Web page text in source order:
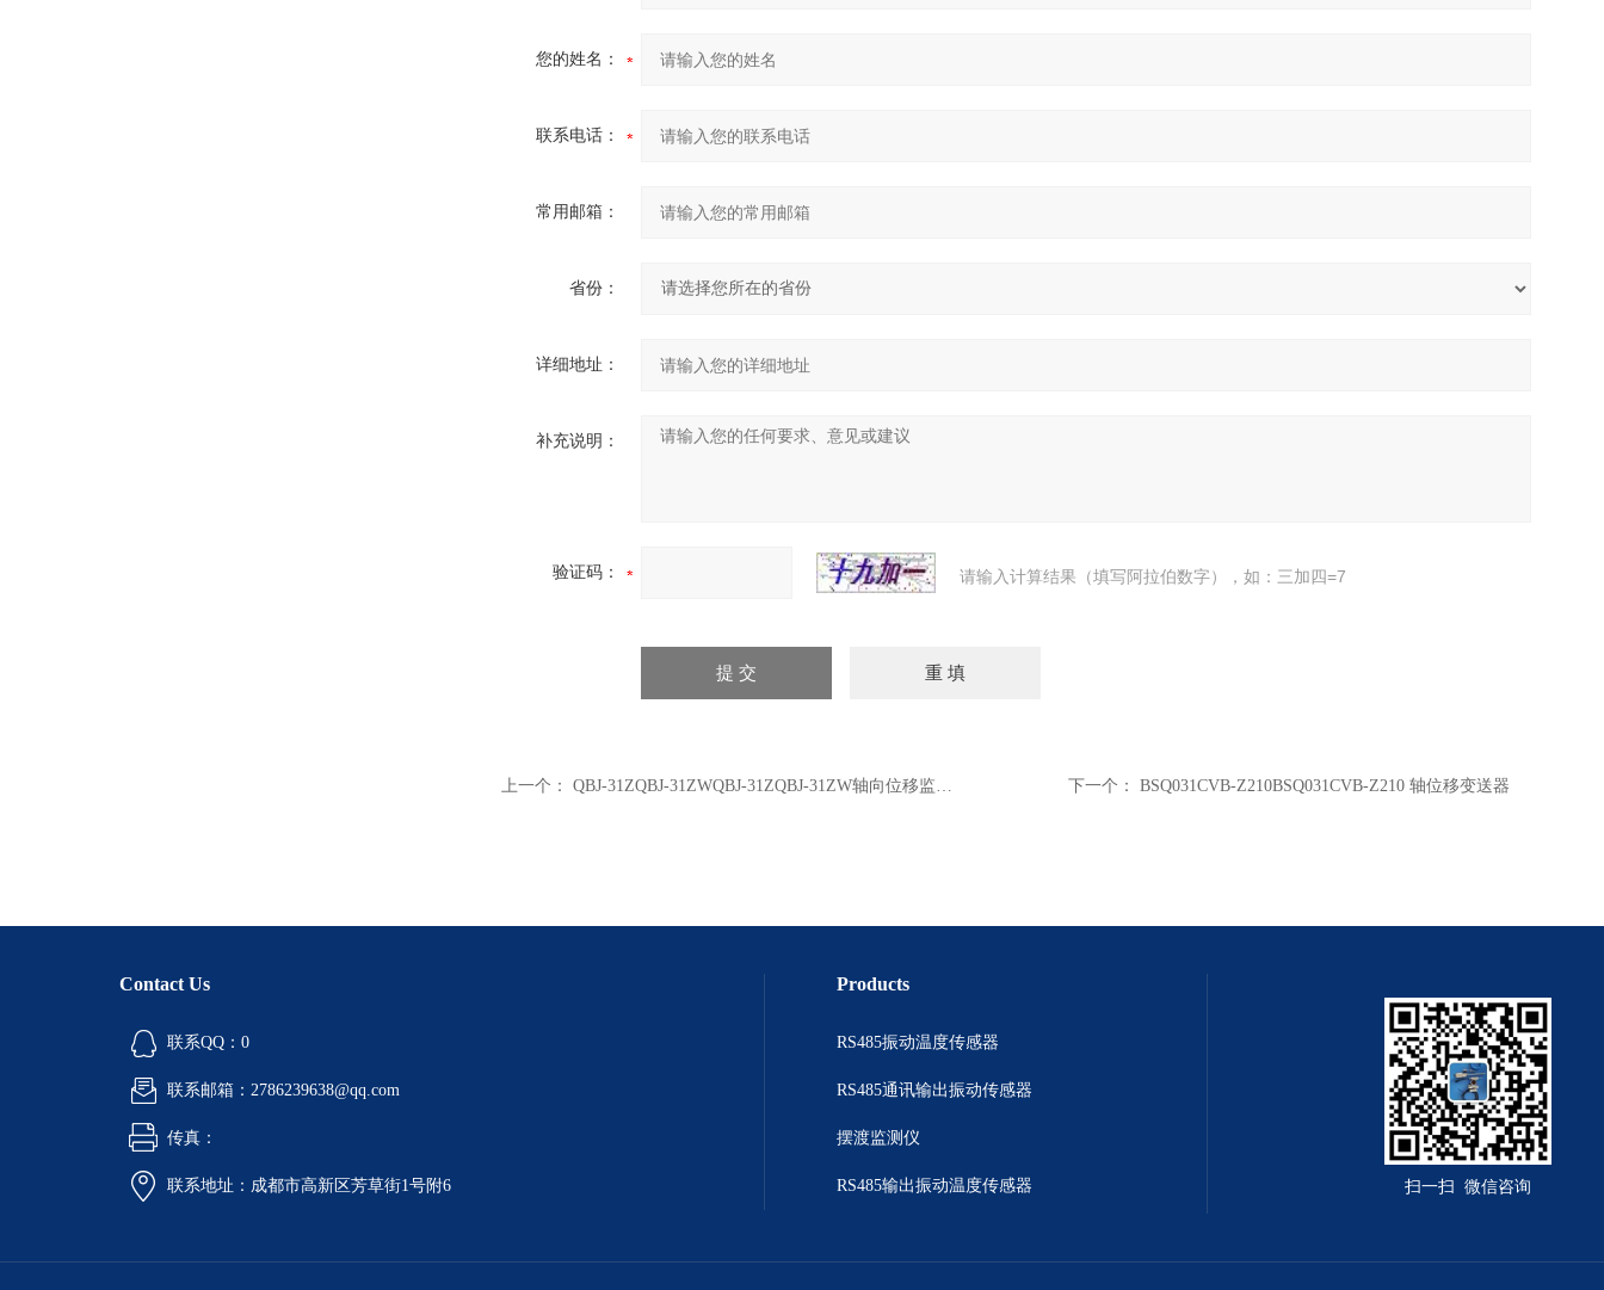
您的姓名：
联系电话：
常用邮箱：
省份：
详细地址：
补充说明：
验证码： 请输入计算结果（填写阿拉伯数字），如：三加四=7
上一个： QBJ-31ZQBJ-31ZWQBJ-31ZQBJ-31ZW轴向位移监测保护仪 下一个： BSQ031CVB-Z210BSQ031CVB-Z210 轴位移变送器
Contact Us
联系QQ：0
联系邮箱：2786239638@qq.com
传真：
联系地址：成都市高新区芳草街1号附6
Products
RS485振动温度传感器
RS485通讯输出振动传感器
摆渡监测仪
RS485输出振动温度传感器 扫一扫 微信咨询